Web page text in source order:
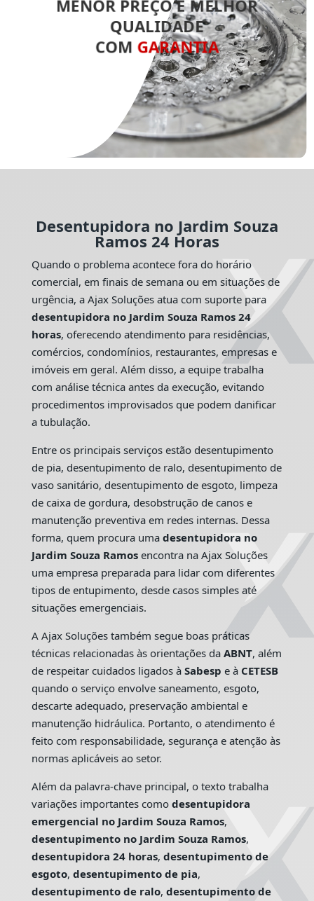
MENOR PREÇO E MELHOR
QUALIDADE
COM GARANTIA
Desentupidora no Jardim Souza
Ramos 24 Horas
Quando o problema acontece fora do horário
comercial, em finais de semana ou em situações de
urgência, a Ajax Soluções atua com suporte para
desentupidora no Jardim Souza Ramos 24
horas, oferecendo atendimento para residências,
comércios, condomínios, restaurantes, empresas e
imóveis em geral. Além disso, a equipe trabalha
com análise técnica antes da execução, evitando
procedimentos improvisados que podem danificar
a tubulação.
Entre os principais serviços estão desentupimento
de pia, desentupimento de ralo, desentupimento de
vaso sanitário, desentupimento de esgoto, limpeza
de caixa de gordura, desobstrução de canos e
manutenção preventiva em redes internas. Dessa
forma, quem procura uma desentupidora no
Jardim Souza Ramosencontra na Ajax Soluções
uma empresa preparada para lidar com diferentes
tipos de entupimento, desde casos simples até
situações emergenciais.
A Ajax Soluções também segue boas práticas
técnicas relacionadas às orientações da ABNT, além
de respeitar cuidados ligados à Sabesp e à CETESB
quando o serviço envolve saneamento, esgoto,
descarte adequado, preservação ambiental e
manutenção hidráulica. Portanto, o atendimento é
feito com responsabilidade, segurança e atenção às
normas aplicáveis ao setor.
Além da palavra-chave principal, o texto trabalha
variações importantes como desentupidora
emergencial no Jardim Souza Ramos,
desentupimento no Jardim Souza Ramos,
desentupidora 24 horas, desentupimento de
esgoto, desentupimento de pia,
desentupimento de ralo, desentupimento de